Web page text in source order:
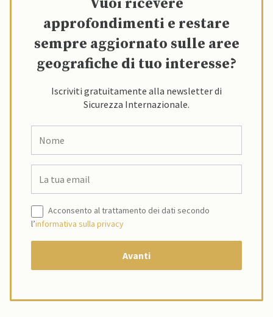
approfondimenti e restare
sempre aggiornato sulle aree
geografiche di tuo interesse?
Iscriviti gratuitamente alla newsletter di
Sicurezza Internazionale.
Acconsento al trattamento dei dati secondo
l’informativa sulla privacy